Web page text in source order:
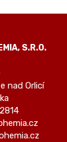
S.R.O.
nad Orlicí